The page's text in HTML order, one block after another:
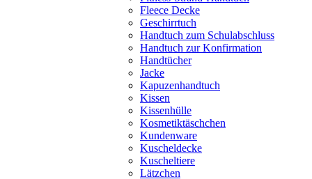
Fleece Decke
Geschirrtuch
Handtuch zum Schulabschluss
Handtuch zur Konfirmation
Handtücher
Jacke
Kapuzenhandtuch
Kissen
Kissenhülle
Kosmetiktäschchen
Kundenware
Kuscheldecke
Kuscheltiere
Lätzchen